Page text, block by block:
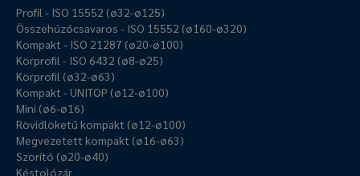
Profil - ISO 15552 (ø32-ø125)
Összehúzócsavaros - ISO 15552 (ø160-ø320)
Kompakt - ISO 21287 (ø20-ø100)
Körprofil - ISO 6432 (ø8-ø25)
Körprofil (ø32-ø63)
Kompakt - UNITOP (ø12-ø100)
Mini (ø6-ø16)
Rövidlöketű kompakt (ø12-ø100)
Megvezetett kompakt (ø16-ø63)
Szorító (ø20-ø40)
Késtolózár